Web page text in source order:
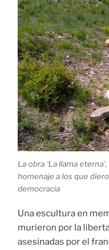
La obra ‘La llama
homenaje a los que
democracia
Una escultura en
murieron por la
asesinadas por el